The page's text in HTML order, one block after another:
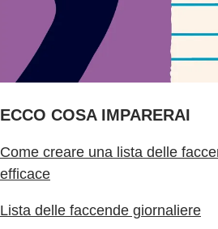
ECCO COSA IMPARERAI
Come creare una lista delle
efficace
Lista delle faccende giornaliere